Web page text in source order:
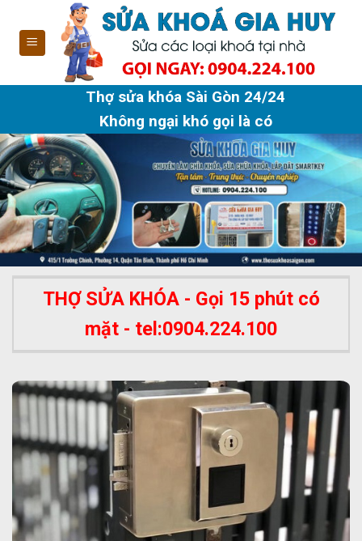
content
Thợ sửa khóa Sài Gòn 24/24
Không ngại khó gọi là có
THỢ SỬA KHÓA - Gọi 15 phút có
mặt - tel:0904.224.100